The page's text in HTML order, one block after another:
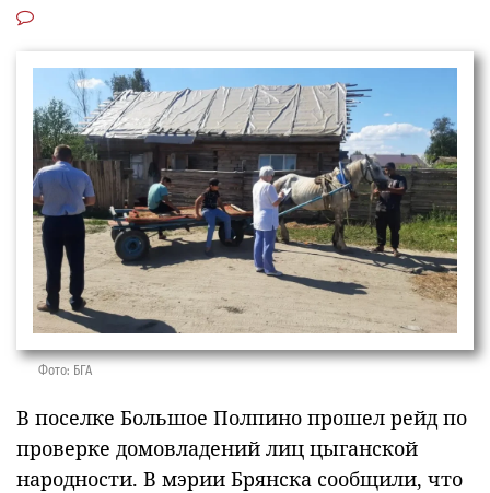
Фото: БГА
В поселке Большое Полпино прошел рейд по
проверке домовладений лиц цыганской
народности. В мэрии Брянска сообщили, что